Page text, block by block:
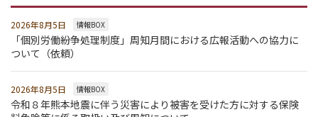
2026年8月5日 情報BOX
「個別労働紛争処理制度」周知月間における広報活動への協力に
ついて（依頼）
2026年8月5日 情報BOX
令和８年熊本地震に伴う災害により被害を受けた方に対する保険